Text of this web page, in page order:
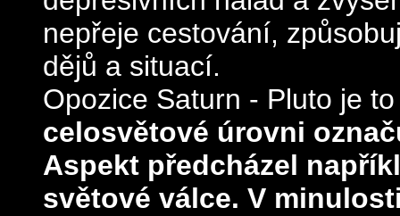
nepřeje cestování,
dějů a situací.
Opozice Saturn - Pluto je
celosvětové úrovni
Aspekt předcházel
světové válce. V